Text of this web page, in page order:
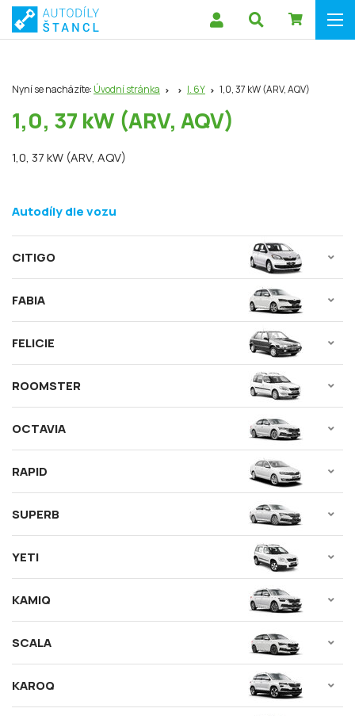
Nyní se nacházíte: Úvodní stránka I. 6Y 1,0, 37 kW (ARV, AQV)
1,0, 37 kW (ARV, AQV)
1,0, 37 kW (ARV, AQV)
Autodíly dle vozu
CITIGO
FABIA
FELICIE
ROOMSTER
OCTAVIA
RAPID
SUPERB
YETI
KAMIQ
SCALA
KAROQ